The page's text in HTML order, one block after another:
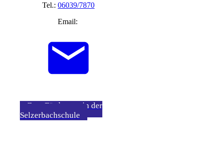
Tel.: 06039/7870
Email:
Zum Förderverein der
Selzerbachschule